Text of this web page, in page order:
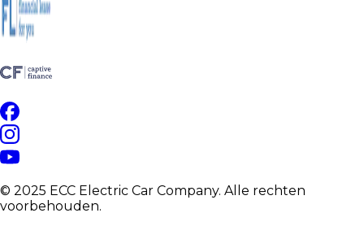
© 2025 ECC Electric Car Company. Alle rechten
voorbehouden.